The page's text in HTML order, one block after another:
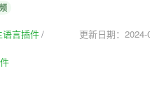
言插件 更新日期：2024-